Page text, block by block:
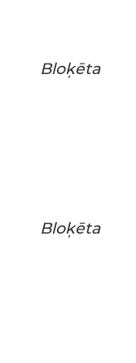
Bloķēta
Bloķēta